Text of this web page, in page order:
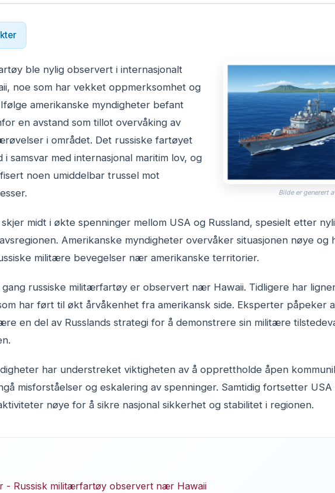
Bilde er generert
ble nylig observert i internasjonalt
noe som har vekket oppmerksomhet og
amerikanske myndigheter befant
en avstand som tillot overvåking av
i området. Det russiske fartøyet
samsvar med internasjonal maritim lov, og
noen umiddelbar trussel mot
midt i økte spenninger mellom USA og Russland, spesielt etter
Amerikanske myndigheter overvåker situasjonen nøye og
militære bevegelser nær amerikanske territorier.
russiske militærfartøy er observert nær Hawaii. Tidligere har
har ført til økt årvåkenhet fra amerikansk side. Eksperter påpeker
en del av Russlands strategi for å demonstrere sin militære
har understreket viktigheten av å opprettholde åpen
misforståelser og eskalering av spenninger. Samtidig fortsetter
nøye for å sikre nasjonal sikkerhet og stabilitet i regionen.
- Russisk militærfartøy observert nær Hawaii